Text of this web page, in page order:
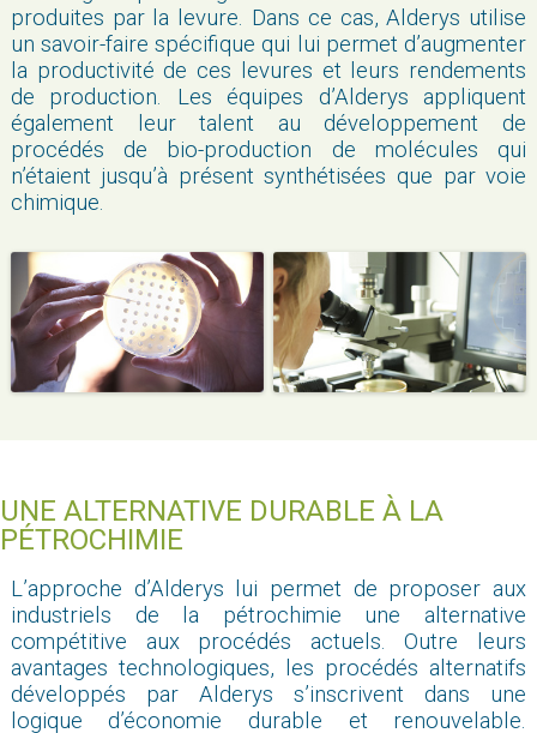
produites par la levure. Dans ce cas, Alderys utilise
un savoir-faire spécifique qui lui permet d’augmenter
la productivité de ces levures et leurs rendements
de production. Les équipes d’Alderys appliquent
également leur talent au développement de
procédés de bio-production de molécules qui
n’étaient jusqu’à présent synthétisées que par voie
chimique.
UNE ALTERNATIVE DURABLE À LA
PÉTROCHIMIE
L’approche d’Alderys lui permet de proposer aux
industriels de la pétrochimie une alternative
compétitive aux procédés actuels. Outre leurs
avantages technologiques, les procédés alternatifs
développés par Alderys s’inscrivent dans une
logique d’économie durable et renouvelable.